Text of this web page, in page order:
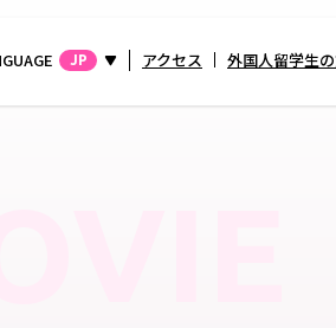
JP アクセス 外国人留学生